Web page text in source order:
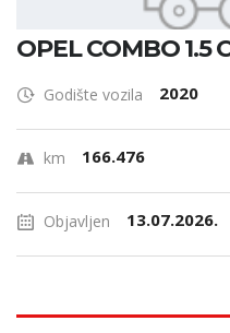
OPEL COMBO 1.5
Godište vozila 2020
km 166.476
Objavljen 13.07.2026.